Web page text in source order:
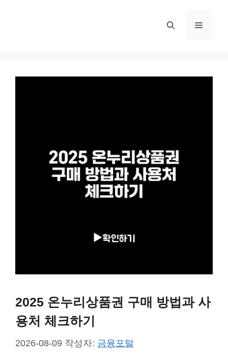
메
2025 온누리상품권 구매 방법과 사
용처 체크하기
2026-08-09 작성자: 금융포털